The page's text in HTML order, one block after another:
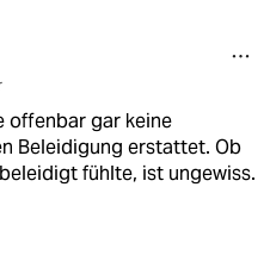
offenbar gar keine
Beleidigung erstattet. Ob
fühlte, ist ungewiss.